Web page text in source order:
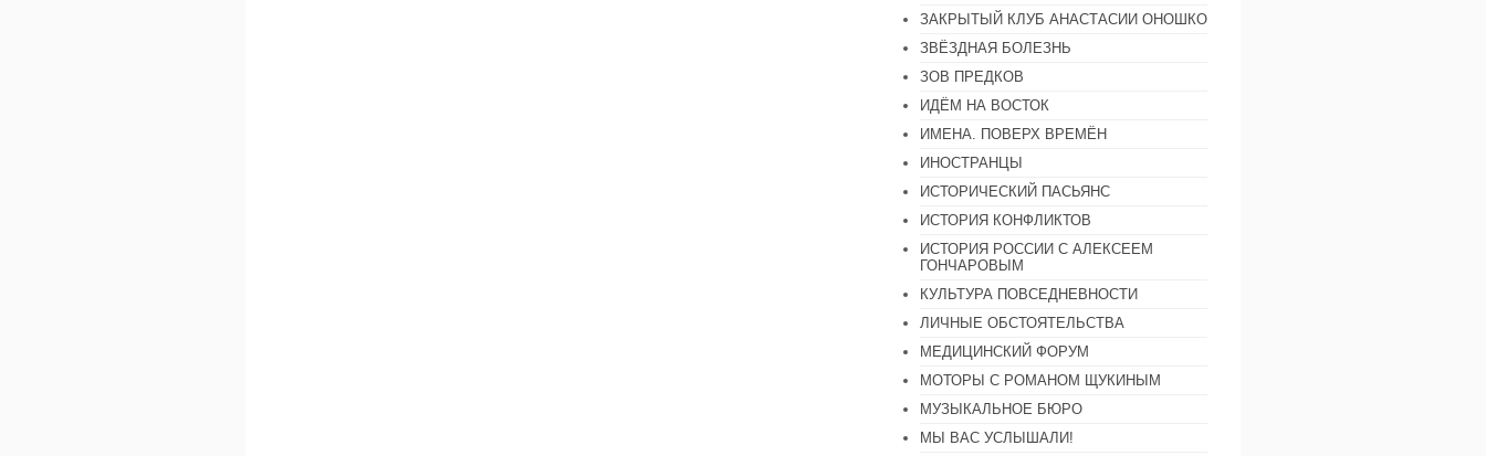
ЗАКРЫТЫЙ КЛУБ АНАСТАСИИ ОНОШКО
ЗВЁЗДНАЯ БОЛЕЗНЬ
ЗОВ ПРЕДКОВ
ИДЁМ НА ВОСТОК
ИМЕНА. ПОВЕРХ ВРЕМЁН
ИНОСТРАНЦЫ
ИСТОРИЧЕСКИЙ ПАСЬЯНС
ИСТОРИЯ КОНФЛИКТОВ
ИСТОРИЯ РОССИИ С АЛЕКСЕЕМ
ГОНЧАРОВЫМ
КУЛЬТУРА ПОВСЕДНЕВНОСТИ
ЛИЧНЫЕ ОБСТОЯТЕЛЬСТВА
МЕДИЦИНСКИЙ ФОРУМ
МОТОРЫ С РОМАНОМ ЩУКИНЫМ
МУЗЫКАЛЬНОЕ БЮРО
МЫ ВАС УСЛЫШАЛИ!